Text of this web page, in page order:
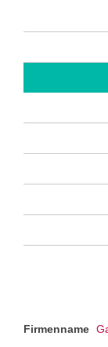
Firmenname